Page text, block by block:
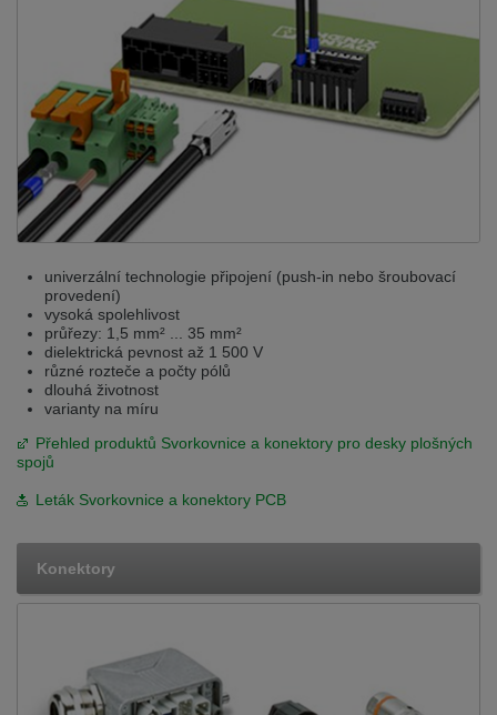
univerzální technologie připojení (push-in nebo šroubovací
provedení)
vysoká spolehlivost
průřezy: 1,5 mm² ... 35 mm²
dielektrická pevnost až 1 500 V
různé rozteče a počty pólů
dlouhá životnost
varianty na míru
Přehled produktů Svorkovnice a konektory pro desky plošných
spojů
Leták Svorkovnice a konektory PCB
Konektory